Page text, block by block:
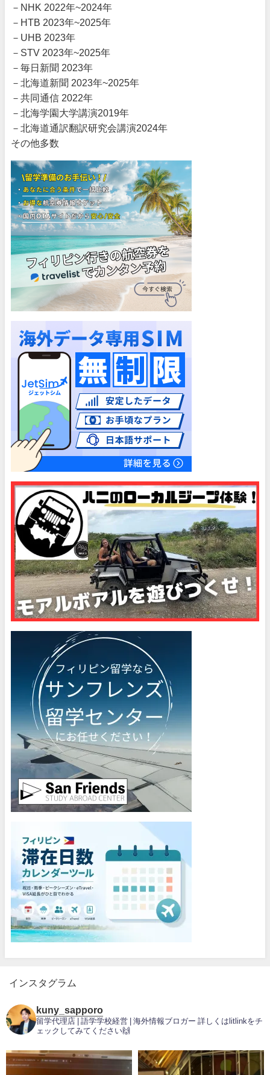
－NHK 2022年~2024年
－HTB 2023年~2025年
－UHB 2023年
－STV 2023年~2025年
－毎日新聞 2023年
－北海道新聞 2023年~2025年
－共同通信 2022年
－北海学園大学講演2019年
－北海道通訳翻訳研究会講演2024年
その他多数
インスタグラム
kuny_sapporo
留学代理店 | 語学学校経営 | 海外情報ブロガー 詳しくはlitlinkをチ
ェックしてみてください🙌